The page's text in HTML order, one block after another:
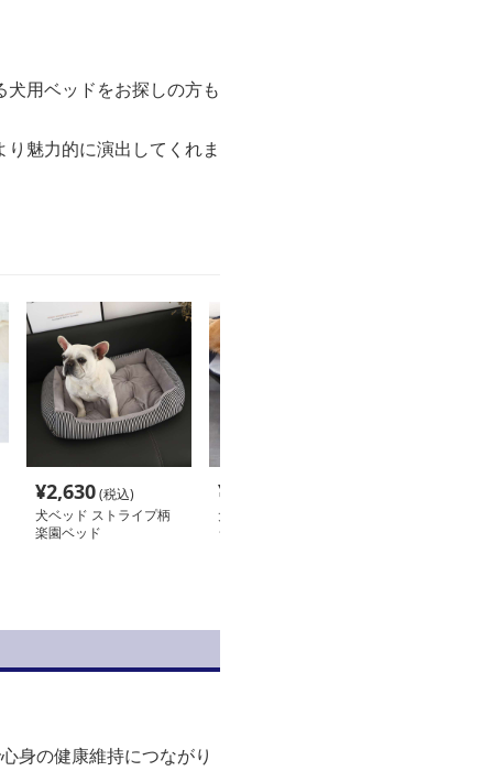
用ベッドをお探しの方も
魅力的に演出してくれま
¥2,630(税込)
犬ベッド ストライプ柄
楽園ベッド
¥
犬ベッド ゆったりラグ
ジュアリー犬用ベッド
身の健康維持につながり